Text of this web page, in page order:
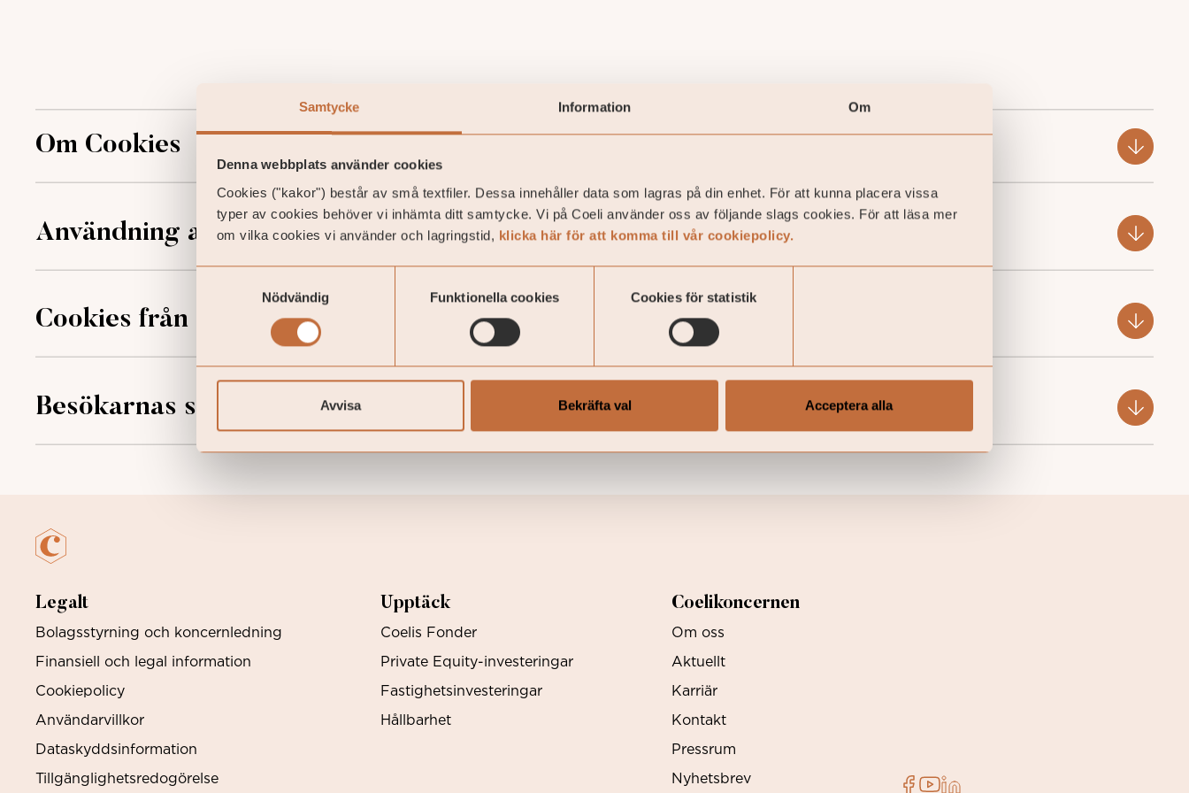
Samtycke Information Om
Denna webbplats använder cookies
Cookies ("kakor") består av små textfiler. Dessa innehåller data som lagras på din enhet. För att kunna placera vissa
typer av cookies behöver vi inhämta ditt samtycke. Vi på Coeli använder oss av följande slags cookies. För att läsa mer
om vilka cookies vi använder och lagringstid, klicka här för att komma till vår cookiepolicy.
Samtyckesval
Nödvändig
Funktionella cookies Cookies för statistik
Avvisa Bekräfta val Acceptera alla
Om Cookies
Användning av cookies
Cookies från Google Analytics
Besökarnas samtycke
Legalt
Bolagsstyrning och koncernledning
Finansiell och legal information
Cookiepolicy
Användarvillkor
Dataskyddsinformation
Tillgänglighetsredogörelse
Upptäck
Coelis Fonder
Private Equity-investeringar
Fastighetsinvesteringar
Hållbarhet
Coelikoncernen
Om oss
Aktuellt
Karriär
Kontakt
Pressrum
Nyhetsbrev